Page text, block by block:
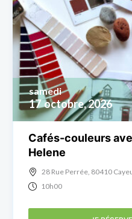
17 octobre, 2026
samedi
Cafés-couleurs
Helene
28 Rue Perrée, 80410
10h00